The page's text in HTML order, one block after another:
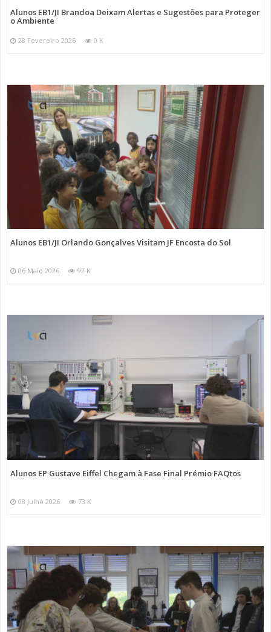
Alunos EB1/JI Brandoa Deixam Alertas e Sugestões para Proteger
o Ambiente
28 Fevereiro 2025 0 K
Alunos EB1/JI Orlando Gonçalves Visitam JF Encosta do Sol
06 Maio 2026 92 K
Alunos EP Gustave Eiffel Chegam à Fase Final Prémio FAQtos
08 Julho 2026 73 K